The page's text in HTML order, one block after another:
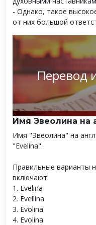
- Однако, такое
от них большой
Перевод
Имя Эвеолина на
Имя "Эвеолина" на
"Evelina".
Правильные варианты
включают:
1. Evelina
2. Evellina
3. Evolina
4. Evolina